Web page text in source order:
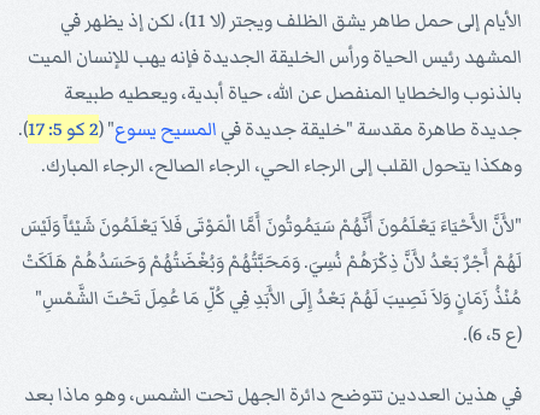
الأيام إلى حمل طاهر يشق الظلف ويجتر (لا 11)، لكن إذ يظهر في
المشهد رئيس الحياة ورأس الخليقة الجديدة فإنه يهب للإنسان الميت
بالذنوب والخطايا المنفصل عن الله، حياة أبدية، ويعطيه طبيعة
جديدة طاهرة مقدسة "خليقة جديدة في المسيح يسوع" (2 كو 5: 17
).
وهكذا يتحول القلب إلى الرجاء الحي، الرجاء الصالح، الرجاء المبارك.
"لأَنَّ الأَحْيَاءَ يَعْلَمُونَ أَنَّهُمْ سَيَمُوتُونَ أَمَّا الْمَوْتَى فَلاَ يَعْلَمُونَ شَيْئاً وَلَيْسَ
لَهُمْ أَجْرٌ بَعْدُ لأَنَّ ذِكْرَهُمْ نُسِيَ. وَمَحَبَّتُهُمْ وَبُغْضَتُهُمْ وَحَسَدُهُمْ هَلَكَتْ
مُنْذُ زَمَانٍ وَلاَ نَصِيبَ لَهُمْ بَعْدُ إِلَى الأَبَدِ فِي كُلِّ مَا عُمِلَ تَحْتَ الشَّمْسِ"
(ع 5، 6).
في هذين العددين تتوضح دائرة الجهل تحت الشمس، وهو ماذا بعد